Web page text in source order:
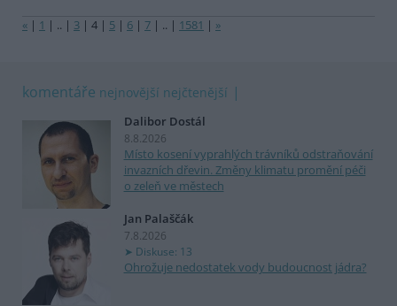
« | 1 | .. | 3 | 4 | 5 | 6 | 7 | .. | 1581 | »
komentáře nejnovější nejčtenější
Dalibor Dostál
8.8.2026
Místo kosení vyprahlých trávníků odstraňování
invazních dřevin. Změny klimatu promění péči
o zeleň ve městech
Jan Palaščák
7.8.2026
Diskuse: 13
Ohrožuje nedostatek vody budoucnost jádra?